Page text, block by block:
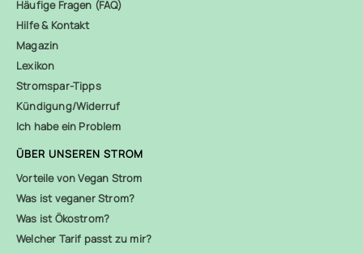
Häufige Fragen (FAQ)
Hilfe & Kontakt
Magazin
Lexikon
Stromspar-Tipps
Kündigung/Widerruf
Ich habe ein Problem
ÜBER UNSEREN STROM
Vorteile von Vegan Strom
Was ist veganer Strom?
Was ist Ökostrom?
Welcher Tarif passt zu mir?